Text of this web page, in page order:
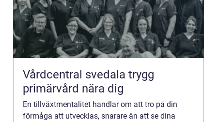
Vårdcentral svedala trygg
primärvård nära dig
En tillväxtmentalitet handlar om att tro på din
förmåga att utvecklas, snarare än att se dina